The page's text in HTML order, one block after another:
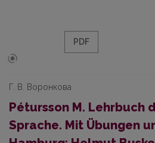
PDF
Г. В. Воронкова
Pétursson M. Lehrbuch
Sprache. Mit Übungen